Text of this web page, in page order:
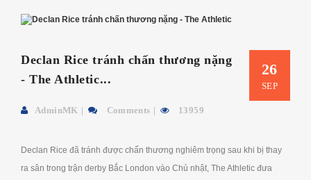
26
SEP
Declan Rice tránh chấn thương nặng
- The Athletic...
AdminMK Comments 13959
Declan Rice đã tránh được chấn thương nghiêm trọng sau khi bị thay
ra sân trong trận derby Bắc London vào Chủ nhật, The Athletic đưa